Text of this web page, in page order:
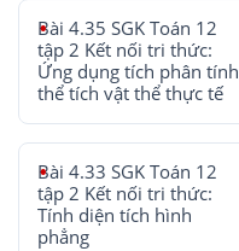
Bài 4.35 SGK Toán 12
tập 2 Kết nối tri thức:
Ứng dụng tích phân tính
thể tích vật thể thực tế
Bài 4.33 SGK Toán 12
tập 2 Kết nối tri thức:
Tính diện tích hình
phẳng